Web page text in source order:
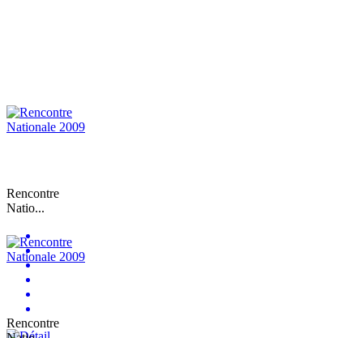
Rencontre
Natio...
Rencontre